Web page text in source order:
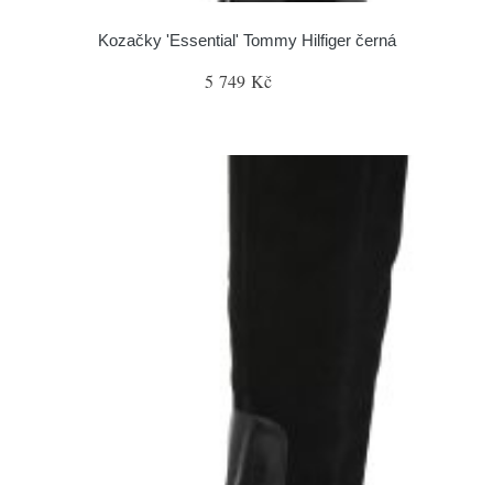
Kozačky 'Essential' Tommy Hilfiger černá
5 749 Kč